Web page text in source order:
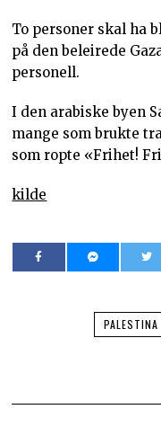
To personer skal ha
på den beleirede
personell.
I den arabiske byen
mange som brukte
som ropte «Frihet!
kilde
PALESTINA